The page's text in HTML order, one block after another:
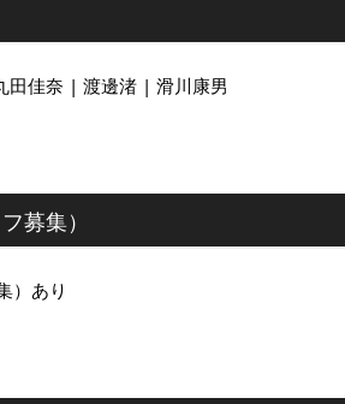
佳奈 | 渡邊渚 | 滑川康男
募集）
）あり